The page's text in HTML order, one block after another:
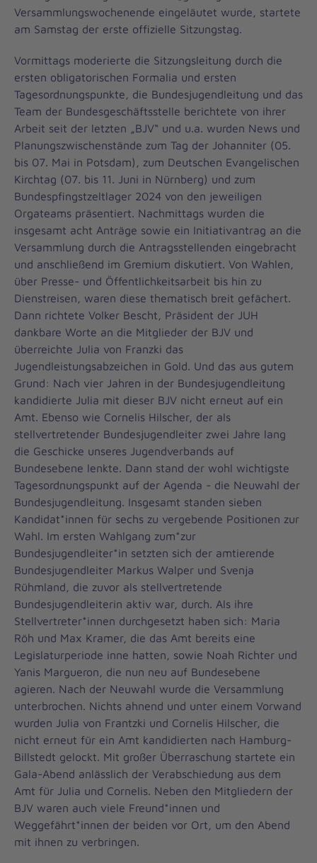
Versammlungswochenende eingeläutet wurde, startete
am Samstag der erste offizielle Sitzungstag.
Vormittags moderierte die Sitzungsleitung durch die
ersten obligatorischen Formalia und ersten
Tagesordnungspunkte, die Bundesjugendleitung und das
Team der Bundesgeschäftsstelle berichtete von ihrer
Arbeit seit der letzten „BJV“ und u.a. wurden News und
Planungszwischenstände zum Tag der Johanniter (05.
bis 07. Mai in Potsdam), zum Deutschen Evangelischen
Kirchtag (07. bis 11. Juni in Nürnberg) und zum
Bundespfingstzeltlager 2024 von den jeweiligen
Orgateams präsentiert. Nachmittags wurden die
insgesamt acht Anträge sowie ein Initiativantrag an die
Versammlung durch die Antragsstellenden eingebracht
und anschließend im Gremium diskutiert. Von Wahlen,
über Presse- und Öffentlichkeitsarbeit bis hin zu
Dienstreisen, waren diese thematisch breit gefächert.
Dann richtete Volker Bescht, Präsident der JUH
dankbare Worte an die Mitglieder der BJV und
überreichte Julia von Franzki das
Jugendleistungsabzeichen in Gold. Und das aus gutem
Grund: Nach vier Jahren in der Bundesjugendleitung
kandidierte Julia mit dieser BJV nicht erneut auf ein
Amt. Ebenso wie Cornelis Hilscher, der als
stellvertretender Bundesjugendleiter zwei Jahre lang
die Geschicke unseres Jugendverbands auf
Bundesebene lenkte. Dann stand der wohl wichtigste
Tagesordnungspunkt auf der Agenda - die Neuwahl der
Bundesjugendleitung. Insgesamt standen sieben
Kandidat*innen für sechs zu vergebende Positionen zur
Wahl. Im ersten Wahlgang zum*zur
Bundesjugendleiter*in setzten sich der amtierende
Bundesjugendleiter Markus Walper und Svenja
Rühmland, die zuvor als stellvertretende
Bundesjugendleiterin aktiv war, durch. Als ihre
Stellvertreter*innen durchgesetzt haben sich: Maria
Röh und Max Kramer, die das Amt bereits eine
Legislaturperiode inne hatten, sowie Noah Richter und
Yanis Margueron, die nun neu auf Bundesebene
agieren. Nach der Neuwahl wurde die Versammlung
unterbrochen. Nichts ahnend und unter einem Vorwand
wurden Julia von Frantzki und Cornelis Hilscher, die
nicht erneut für ein Amt kandidierten nach Hamburg-
Billstedt gelockt. Mit großer Überraschung startete ein
Gala-Abend anlässlich der Verabschiedung aus dem
Amt für Julia und Cornelis. Neben den Mitgliedern der
BJV waren auch viele Freund*innen und
Weggefährt*innen der beiden vor Ort, um den Abend
mit ihnen zu verbringen.